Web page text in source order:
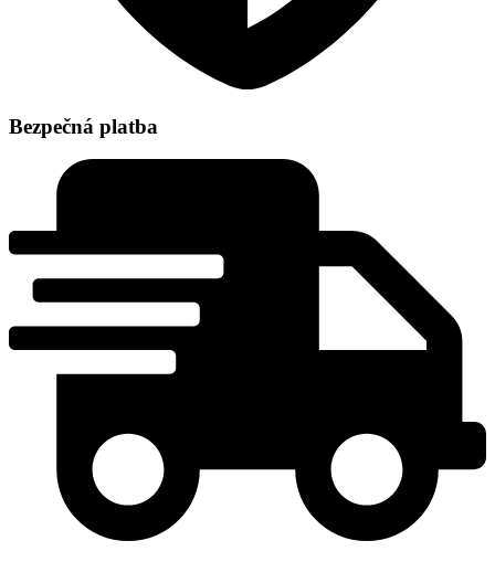
Bezpečná platba